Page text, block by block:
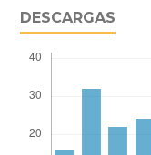
DESCARGAS